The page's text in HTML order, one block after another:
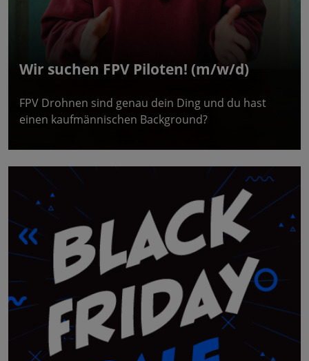
Wir suchen FPV Piloten! (m/w/d)
FPV Drohnen sind genau dein Ding und du hast
einen kaufmännischen Background?